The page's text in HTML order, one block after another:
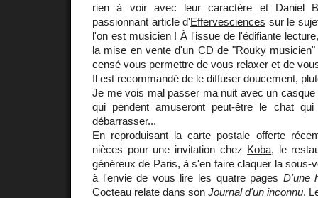
rien à voir avec leur caractère et Daniel
passionnant article d'Effervesciences sur le
l'on est musicien ! À l'issue de l'édifiante
la mise en vente d'un CD de "Rouky musicien"
censé vous permettre de vous relaxer et de
Il est recommandé de le diffuser doucement,
Je me vois mal passer ma nuit avec un
qui pendent amuseront peut-être le chat
débarrasser...
En reproduisant la carte postale offerte
nièces pour une invitation chez Koba, le
généreux de Paris, à s'en faire claquer la sous-
à l'envie de vous lire les quatre pages D'une
Cocteau relate dans son Journal d'un inconnu.